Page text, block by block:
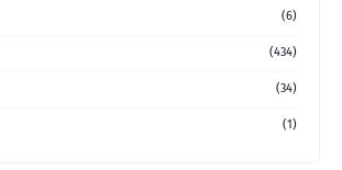
(6)
(434)
(34)
(1)